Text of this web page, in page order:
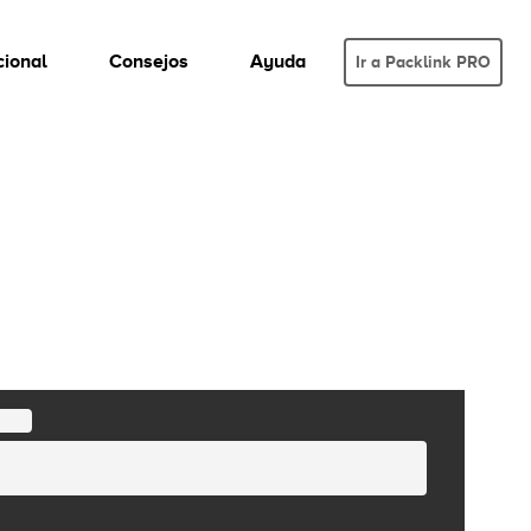
Consejos Ayuda Ir a Packlink PRO